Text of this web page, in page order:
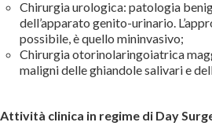
Chirurgia urologica: patologia
dell’apparato genito-urinario.
possibile, è quello mininvasivo;
Chirurgia otorinolaringoiatrica
maligni delle ghiandole salivari e
Attività clinica in regime di Day